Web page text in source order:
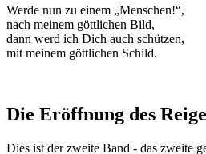
Werde nun zu einem „Menschen!“,
nach meinem göttlichen Bild,
dann werd ich Dich auch schützen,
mit meinem göttlichen Schild.
Die Eröffnung des
Dies ist der zweite Band - das zweite